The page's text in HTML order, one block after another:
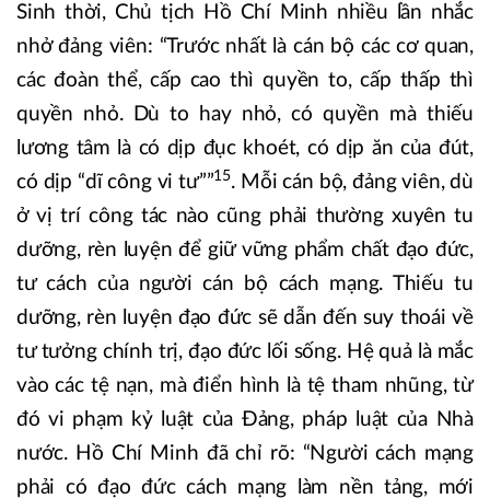
Sinh thời, Chủ tịch Hồ Chí Minh nhiều lần nhắc
nhở đảng viên: “Trước nhất là cán bộ các cơ quan,
các đoàn thể, cấp cao thì quyền to, cấp thấp thì
quyền nhỏ. Dù to hay nhỏ, có quyền mà thiếu
lương tâm là có dịp đục khoét, có dịp ăn của đút,
có dịp “dĩ công vi tư””15. Mỗi cán bộ, đảng viên, dù
ở vị trí công tác nào cũng phải thường xuyên tu
dưỡng, rèn luyện để giữ vững phẩm chất đạo đức,
tư cách của người cán bộ cách mạng. Thiếu tu
dưỡng, rèn luyện đạo đức sẽ dẫn đến suy thoái về
tư tưởng chính trị, đạo đức lối sống. Hệ quả là mắc
vào các tệ nạn, mà điển hình là tệ tham nhũng, từ
đó vi phạm kỷ luật của Đảng, pháp luật của Nhà
nước. Hồ Chí Minh đã chỉ rõ: “Người cách mạng
phải có đạo đức cách mạng làm nền tảng, mới